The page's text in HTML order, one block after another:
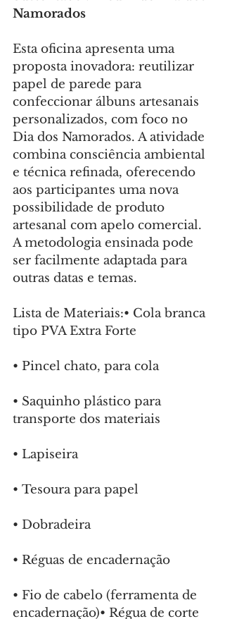
Namorados
Esta oficina apresenta uma
proposta inovadora: reutilizar
papel de parede para
confeccionar álbuns artesanais
personalizados, com foco no
Dia dos Namorados. A atividade
combina consciência ambiental
e técnica refinada, oferecendo
aos participantes uma nova
possibilidade de produto
artesanal com apelo comercial.
A metodologia ensinada pode
ser facilmente adaptada para
outras datas e temas.
Lista de Materiais:•⁠ ⁠Cola branca
tipo PVA Extra Forte
•⁠ ⁠Pincel chato, para cola
•⁠ ⁠Saquinho plástico para
transporte dos materiais
•⁠ ⁠Lapiseira
•⁠ ⁠Tesoura para papel
•⁠ ⁠Dobradeira
•⁠ ⁠Réguas de encadernação
•⁠ ⁠Fio de cabelo (ferramenta de
encadernação)•⁠ ⁠Régua de corte